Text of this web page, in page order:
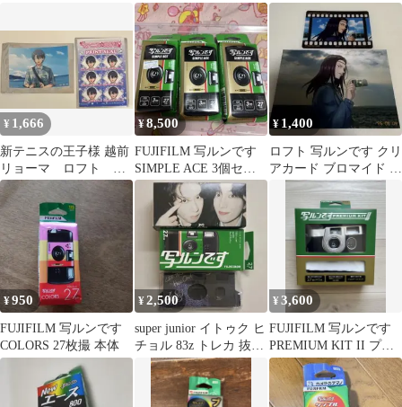
れ
¥ 1,666
新テニスの王子様 越前
リョーマ ロフト 写
ルンです プリントシ
ール風フォトカード
¥8,500
FUJIFILM 写ルンです
SIMPLE ACE 3個セッ
ト
¥ 1,400
ロフト 写ルンです クリ
アカード ブロマイド 遠
¥950
FUJIFILM 写ルンです
COLORS 27枚撮 本体
¥2,500
super junior イトゥク ヒ
チョル 83z トレカ 抜き
写ルンです
¥3,600
FUJIFILM 写ルンです
PREMIUM KIT II プレ
ミアムキット